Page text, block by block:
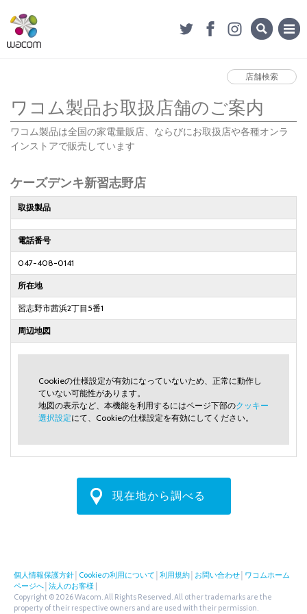
店舗検索
ワコム製品お取扱店舗のご案内
ワコム製品は全国の家電量販店、ならびにお取扱店や各種オンラ
インストアで販売しています
ケーズデンキ新習志野店
取扱製品
電話番号
047-408-0141
所在地
習志野市茜浜2丁目5番1
周辺地図
Cookieの仕様設定が有効になっていないため、正常に動作し
ていない可能性があります。
地図の表示など、本機能を利用するにはページ下部のクッキー
選択設定にて、Cookieの仕様設定を有効にしてください。
現在地から調べる
個人情報保護方針 Cookieの利用について 利用規約 お問い合わせ ワコムホーム
ページへ 法人のお客様
Copyright © 2026 Wacom. All Rights Reserved. All other trademarks are the
property of their respective owners and are used with their permission.